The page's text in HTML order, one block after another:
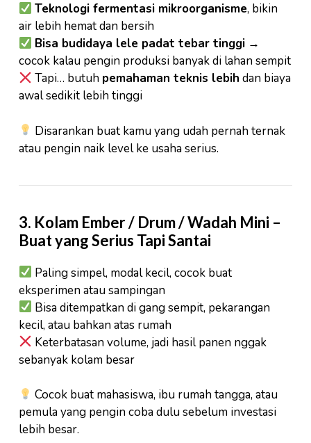
Teknologi fermentasi mikroorganisme, bikin
air lebih hemat dan bersih
Bisa budidaya lele padat tebar tinggi →
cocok kalau pengin produksi banyak di lahan sempit
Tapi… butuh pemahaman teknis lebih dan biaya
awal sedikit lebih tinggi
Disarankan buat kamu yang udah pernah ternak
atau pengin naik level ke usaha serius.
3. Kolam Ember / Drum / Wadah Mini –
Buat yang Serius Tapi Santai
Paling simpel, modal kecil, cocok buat
eksperimen atau sampingan
Bisa ditempatkan di gang sempit, pekarangan
kecil, atau bahkan atas rumah
Keterbatasan volume, jadi hasil panen nggak
sebanyak kolam besar
Cocok buat mahasiswa, ibu rumah tangga, atau
pemula yang pengin coba dulu sebelum investasi
lebih besar.